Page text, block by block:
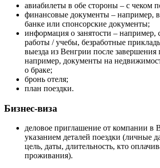
авиабилеты в обе стороны – с чеком
финансовые документы – например,
банке или спонсорские документы;
информация о занятости – например,
работы / учебы, безработные
выезда из Венгрии после завершения
например, документы на
о браке;
бронь отеля;
план поездки.
Бизнес-виза
деловое приглашение от компании в
указанием деталей поездки (личные
цель, даты, длительность, кто
проживания).